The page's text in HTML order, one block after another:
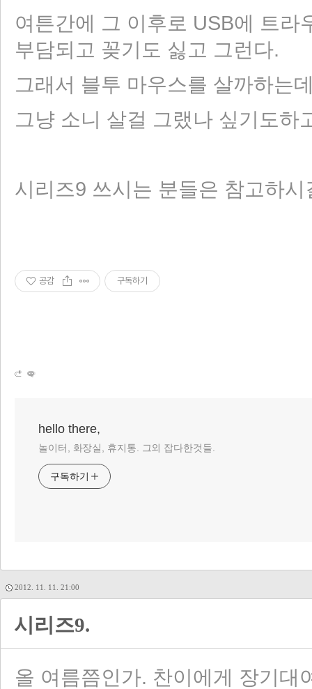
여튼간에 그 이후로 USB에 트
부담되고 꽂기도 싫고 그런다.
그래서 블투 마우스를 살까하는
그냥 소니 살걸 그랬나 싶기도하
시리즈9 쓰시는 분들은 참고하시
공감 구독하기
hello there,
놀이터, 화장실, 휴지통. 그외 잡다한것들.
구독하기
2012. 11. 11. 21:00
시리즈9.
올 여름쯤인가. 찬이에게 장기대